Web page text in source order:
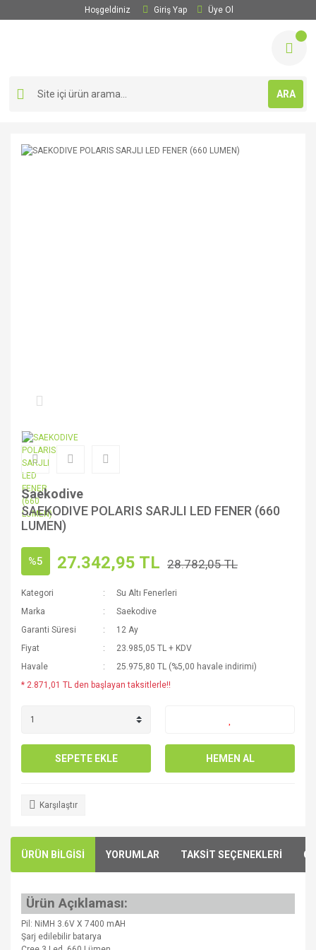
Hoşgeldiniz Giriş Yap Üye Ol
ARA
Saekodive
SAEKODIVE POLARIS SARJLI LED FENER (660
LUMEN)
%5 27.342,95 TL 28.782,05 TL
Kategori
Su Altı Fenerleri
Marka
Saekodive
Garanti Süresi
12 Ay
Fiyat
23.985,05 TL + KDV
Havale
25.975,80 TL (%5,00 havale indirimi)
* 2.871,01 TL den başlayan taksitlerle!!
SEPETE EKLE HEMEN AL
Karşılaştır
ÜRÜN BİLGİSİ YORUMLAR TAKSİT SEÇENEKLERİ
Ürün Açıklaması:
Pil: NiMH 3.6V X 7400 mAH
Şarj edilebilir batarya